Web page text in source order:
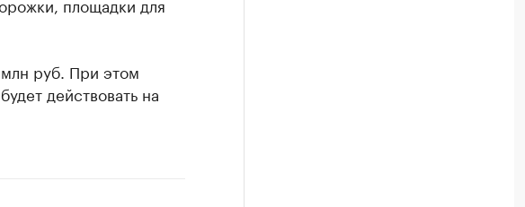
млн руб. При этом
действовать на